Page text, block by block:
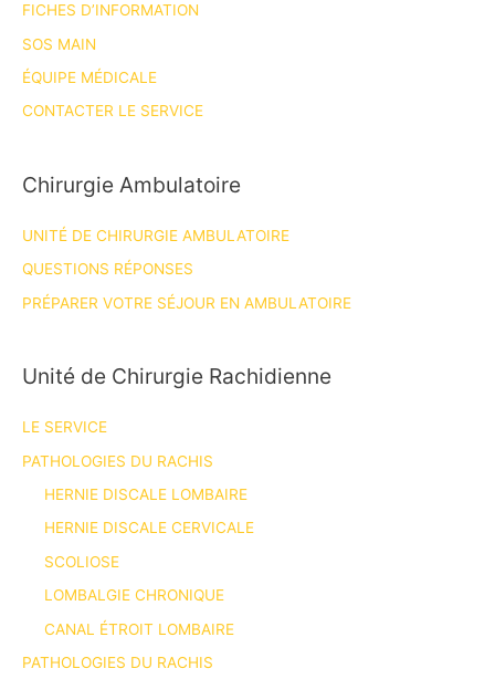
FICHES D’INFORMATION
SOS MAIN
ÉQUIPE MÉDICALE
CONTACTER LE SERVICE
Chirurgie Ambulatoire
UNITÉ DE CHIRURGIE AMBULATOIRE
QUESTIONS RÉPONSES
PRÉPARER VOTRE SÉJOUR EN AMBULATOIRE
Unité de Chirurgie Rachidienne
LE SERVICE
PATHOLOGIES DU RACHIS
HERNIE DISCALE LOMBAIRE
HERNIE DISCALE CERVICALE
SCOLIOSE
LOMBALGIE CHRONIQUE
CANAL ÉTROIT LOMBAIRE
PATHOLOGIES DU RACHIS